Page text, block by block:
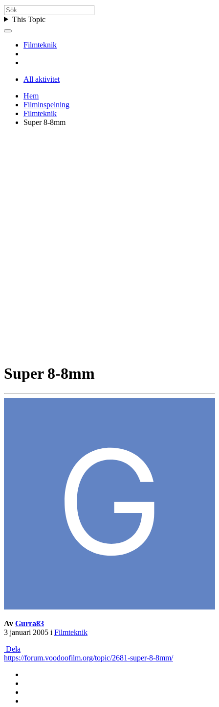
This Topic
Filmteknik
All aktivitet
Hem
Filminspelning
Filmteknik
Super 8-8mm
Super 8-8mm
Av Gurra83
3 januari 2005 i Filmteknik
Dela
https://forum.voodoofilm.org/topic/2681-super-8-8mm/